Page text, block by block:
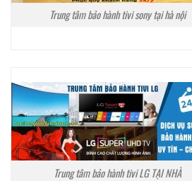
Trung tâm bảo hành tivi sony tại hà nội
Trung tâm bảo hành tivi LG TẠI NHÀ